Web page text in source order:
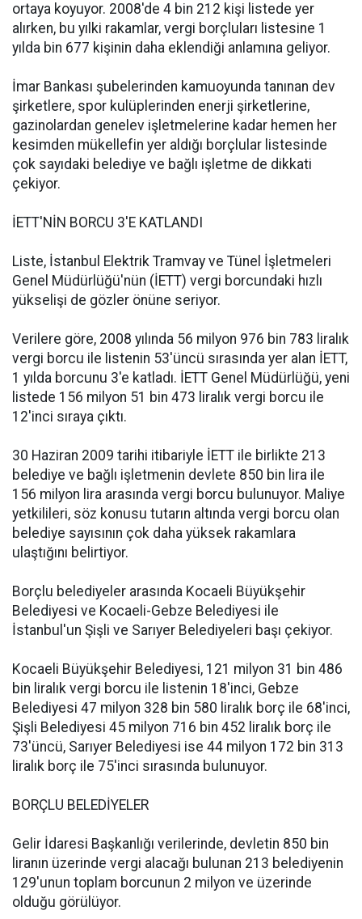
ortaya koyuyor. 2008'de 4 bin 212 kişi listede yer
alırken, bu yılki rakamlar, vergi borçluları listesine 1
yılda bin 677 kişinin daha eklendiği anlamına geliyor.
İmar Bankası şubelerinden kamuoyunda tanınan dev
şirketlere, spor kulüplerinden enerji şirketlerine,
gazinolardan genelev işletmelerine kadar hemen her
kesimden mükellefin yer aldığı borçlular listesinde
çok sayıdaki belediye ve bağlı işletme de dikkati
çekiyor.
İETT'NİN BORCU 3'E KATLANDI
Liste, İstanbul Elektrik Tramvay ve Tünel İşletmeleri
Genel Müdürlüğü'nün (İETT) vergi borcundaki hızlı
yükselişi de gözler önüne seriyor.
Verilere göre, 2008 yılında 56 milyon 976 bin 783 liralık
vergi borcu ile listenin 53'üncü sırasında yer alan İETT,
1 yılda borcunu 3'e katladı. İETT Genel Müdürlüğü, yeni
listede 156 milyon 51 bin 473 liralık vergi borcu ile
12'inci sıraya çıktı.
30 Haziran 2009 tarihi itibariyle İETT ile birlikte 213
belediye ve bağlı işletmenin devlete 850 bin lira ile
156 milyon lira arasında vergi borcu bulunuyor. Maliye
yetkilileri, söz konusu tutarın altında vergi borcu olan
belediye sayısının çok daha yüksek rakamlara
ulaştığını belirtiyor.
Borçlu belediyeler arasında Kocaeli Büyükşehir
Belediyesi ve Kocaeli-Gebze Belediyesi ile
İstanbul'un Şişli ve Sarıyer Belediyeleri başı çekiyor.
Kocaeli Büyükşehir Belediyesi, 121 milyon 31 bin 486
bin liralık vergi borcu ile listenin 18'inci, Gebze
Belediyesi 47 milyon 328 bin 580 liralık borç ile 68'inci,
Şişli Belediyesi 45 milyon 716 bin 452 liralık borç ile
73'üncü, Sarıyer Belediyesi ise 44 milyon 172 bin 313
liralık borç ile 75'inci sırasında bulunuyor.
BORÇLU BELEDİYELER
Gelir İdaresi Başkanlığı verilerinde, devletin 850 bin
liranın üzerinde vergi alacağı bulunan 213 belediyenin
129'unun toplam borcunun 2 milyon ve üzerinde
olduğu görülüyor.